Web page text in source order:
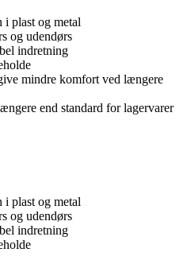
plast og metal
og udendørs
indretning
mindre komfort ved længere
end standard for lagervarer
plast og metal
og udendørs
indretning